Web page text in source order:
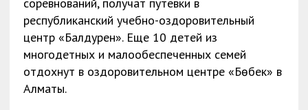
республиканский учебно-оздоровительный
центр «Балдәурен». Еще 10 детей из
многодетных и малообеспеченных семей
отдохнут в оздоровительном центре «Бөбек» в
Алматы.